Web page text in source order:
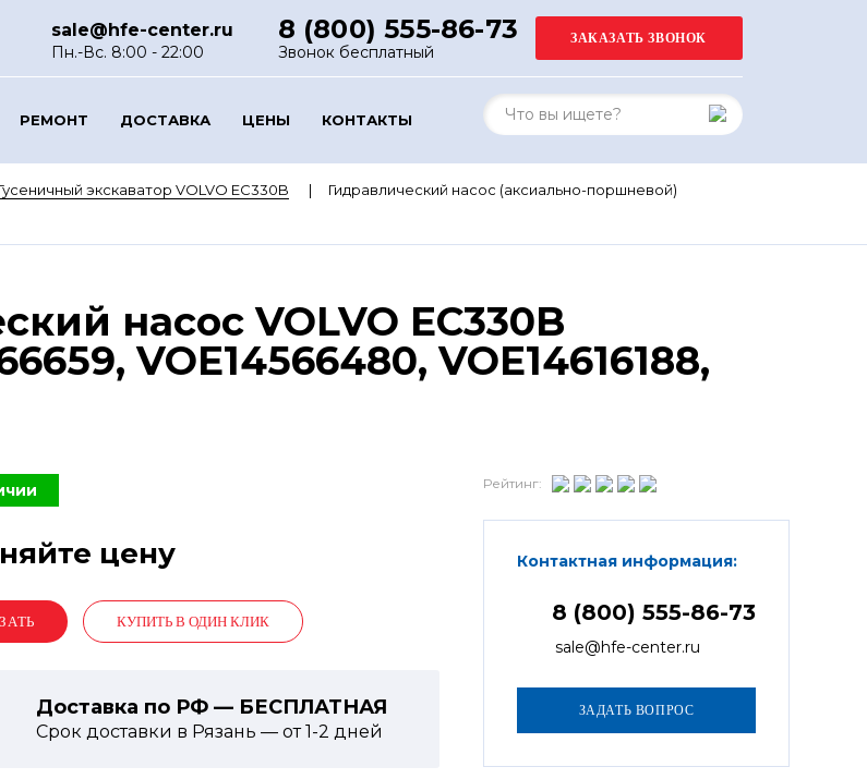
sale@hfe-center.ru
Пн.-Вс. 8:00 - 22:00
8 (800) 555-86-73
Звонок бесплатный
РЕМОНТ ДОСТАВКА ЦЕНЫ КОНТАКТЫ
экскаватор VOLVO EC330B
Гидравлический насос (аксиально-поршневой)
насос VOLVO EC330B
VOE14566480, VOE14616188,
цену
КУПИТЬ В ОДИН КЛИК
Доставка по РФ — БЕСПЛАТНАЯ
Срок доставки в Рязань — от1-2 дней
Рейтинг:
Контактная информация:
8 (800) 555-86-73
sale@hfe-center.ru